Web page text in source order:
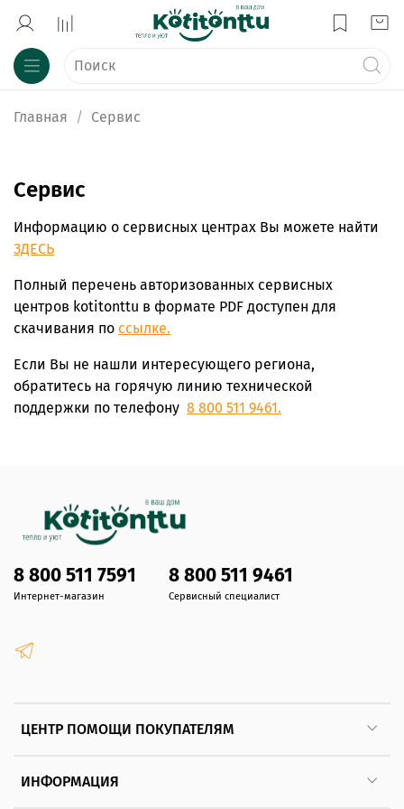
Главная Сервис
Сервис
Информацию о сервисных центрах Вы можете найти
ЗДЕСЬ
Полный перечень авторизованных сервисных
центров kotitonttu в формате PDF доступен для
скачивания по ссылке.
Если Вы не нашли интересующего региона,
обратитесь на горячую линию технической
поддержки по телефону 8 800 511 9461.
ЦЕНТР ПОМОЩИ ПОКУПАТЕЛЯМ
ИНФОРМАЦИЯ
8 800 511 7591
Интернет-магазин
8 800 511 9461
Сервисный специалист